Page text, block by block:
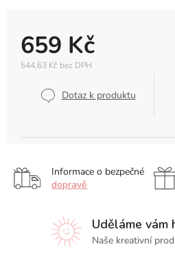
659 Kč
544,63 Kč bez DPH
Dotaz k produktu
Informace o bezpečné
dopravě
Uděláme vám
Naše kreativní